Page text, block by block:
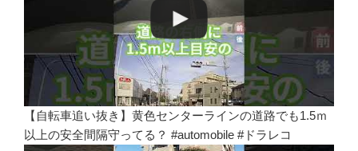
【自転車追い抜き】黄色センターラインの道路でも1.5ｍ
以上の安全間隔守ってる？ #automobile #ドラレコ